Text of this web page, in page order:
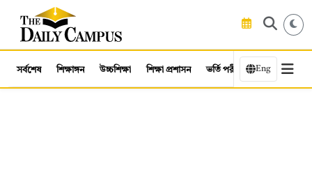
সর্বশেষ শিক্ষাঙ্গন উচ্চশিক্ষা শিক্ষা প্রশাসন ভর্তি পরীক্ষা কর্মসংস্থান
Eng